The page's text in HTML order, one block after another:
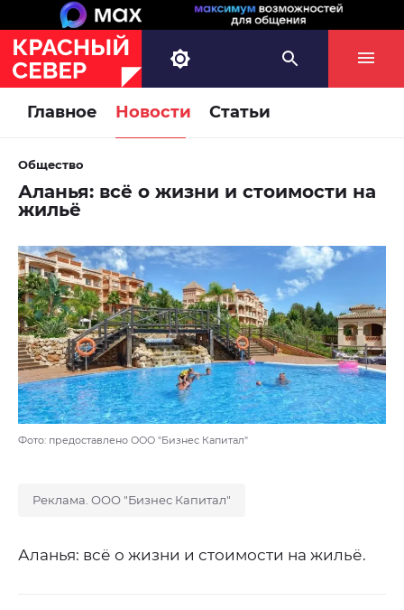
Главное Новости Статьи
Общество
Аланья: всё о жизни и стоимости на
жильё
Фото: предоставлено ООО "Бизнес Капитал"
Реклама. ООО "Бизнес Капитал"
Аланья: всё о жизни и стоимости на жильё.